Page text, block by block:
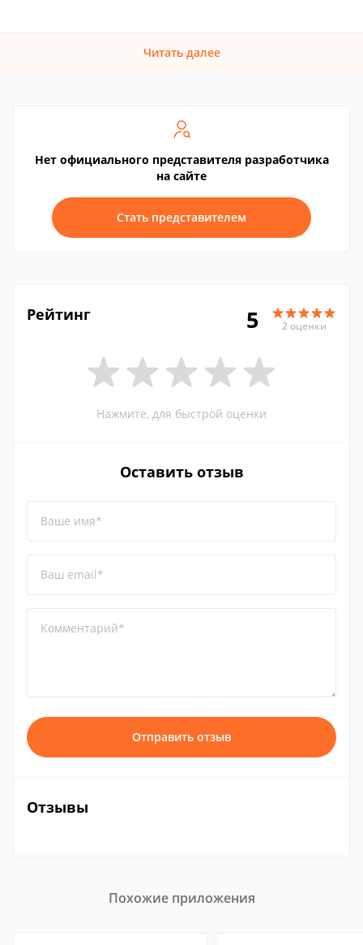
Читать далее
Нет официального представителя разработчика
на сайте
Стать представителем
Рейтинг 5 2 оценки
Нажмите, для быстрой оценки
Оставить отзыв
Ваше имя*
Ваш email*
Комментарий*
Отправить отзыв
Отзывы
Похожие приложения